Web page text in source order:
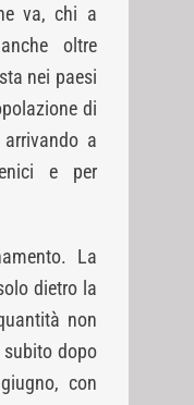
va, chi a
oltre
nei paesi
di
a
e per
La
dietro la
non
subito dopo
con